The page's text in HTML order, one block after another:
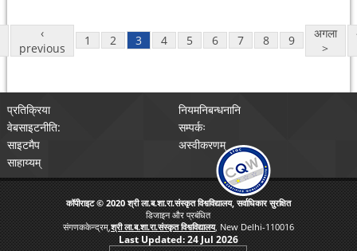
Pages
‹
previous
1 2 3 4 5 6 7 8 9
अगला
>
प्रतिक्रिया
नियमनिबन्धनानि
वेबसाइटनीति:
सम्पर्कः
साइटमैप
अस्वीकरणम्
साहाय्यम्
कॉपीराइट © 2020 श्री ला.ब.शा.रा.संस्कृत विश्वविद्यालय, सर्वाधिकार सुरक्षित
डिजाइन और प्रबंधित
संगणककेन्द्रम्,श्री ला.ब.शा.रा.संस्कृत विश्वविद्यालय, New Delhi-110016
Last Updated:24 Jul 2026